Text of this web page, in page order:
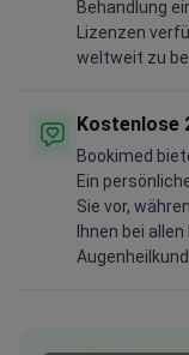
Behandlung
Lizenzen
weltweit zu
Kostenlose
Bookimed
Ein
Sie vor,
Ihnen bei